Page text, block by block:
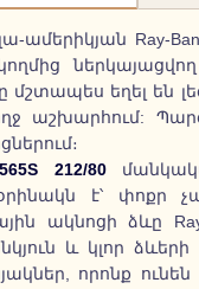
ամերիկյան Ray-
մշտապես եղել են
աշխարհում:
212/80
է՝ փոքր
ակնոցի ձևը
և կլոր
որոնք